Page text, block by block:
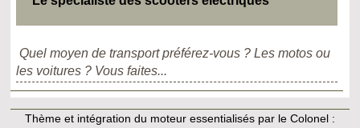
Quel moyen de transport préférez-vous ? Les motos ou
les voitures ? Vous faites...
Thème et intégration du moteur essentialisés par le Colonel :